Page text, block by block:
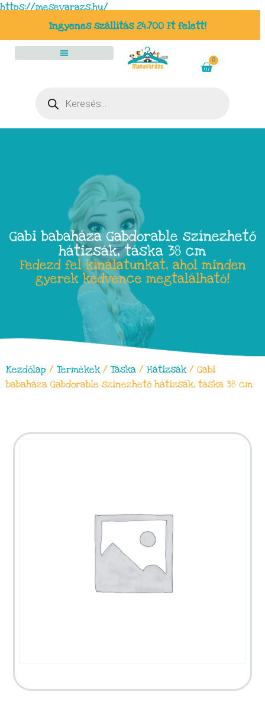
https://mesevarazs.hu/
Ingyenes szállítás 24.700 Ft felett!
0
Gabi babaháza Gabdorable színezhető
hátizsák, táska 38 cm
Fedezd fel kínálatunkat, ahol minden
gyerek kedvence megtalálható!
Kezdőlap / Termékek / Táska / Hátizsák / Gabi
babaháza Gabdorable színezhető hátizsák, táska 38 cm